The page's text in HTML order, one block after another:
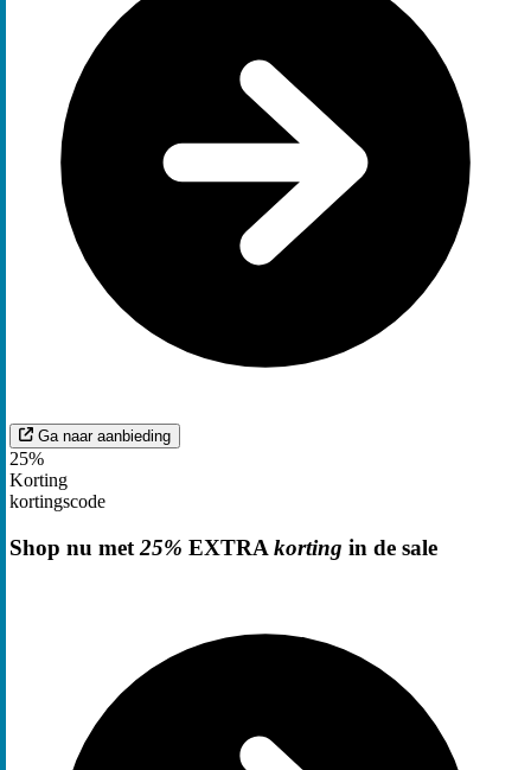
Ga naar aanbieding
25%
Korting
kortingscode
Shop nu met 25% EXTRA korting in de sale